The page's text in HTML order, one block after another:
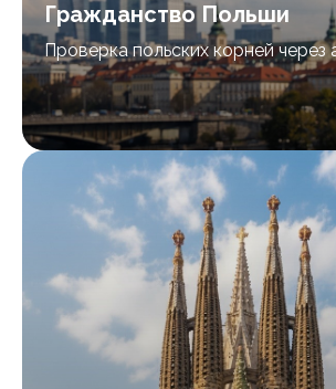
Гражданство Польши
Проверка польских корней через